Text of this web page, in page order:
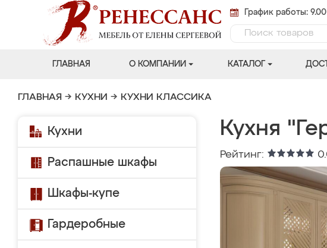
График работы:
ГЛАВНАЯ О КОМПАНИИ КАТАЛОГ
ГЛАВНАЯ → КУХНИ → КУХНИ КЛАССИКА
Кухни
Распашные шкафы
Шкафы-купе
Гардеробные
Кухня
Рейтинг: